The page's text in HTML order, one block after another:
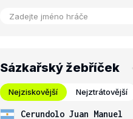
Sázkařský žebříček
Nejziskovější Nejztrátovější
Cerundolo Juan Manuel